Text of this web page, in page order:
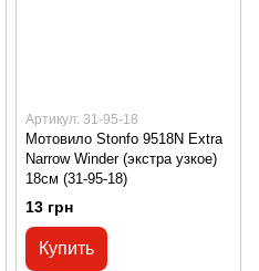
Артикул: 31-95-18
Мотовило Stonfo 9518N Extra
Narrow Winder (экстра узкое)
18см (31-95-18)
13 грн
Купить